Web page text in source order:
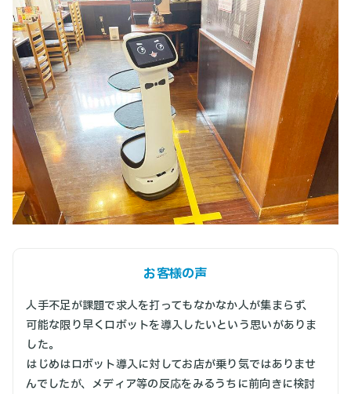
お客様の声
人手不足が課題で求人を打ってもなかなか人が集まらず、
可能な限り早くロボットを導入したいという思いがありま
した。
はじめはロボット導入に対してお店が乗り気ではありませ
んでしたが、メディア等の反応をみるうちに前向きに検討